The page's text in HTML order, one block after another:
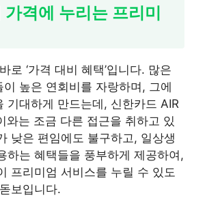
가격에 누리는 프리미
로 ‘가격 대비 혜택’입니다. 많은
이 높은 연회비를 자랑하며, 그에
기대하게 만드는데, 신한카드 AIR
와는 조금 다른 접근을 취하고 있
낮은 편임에도 불구하고, 일상생
하는 혜택들을 풍부하게 제공하여,
프리미엄 서비스를 누릴 수 있도
보입니다.